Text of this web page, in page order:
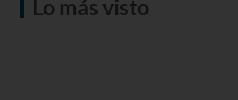
Lo más visto